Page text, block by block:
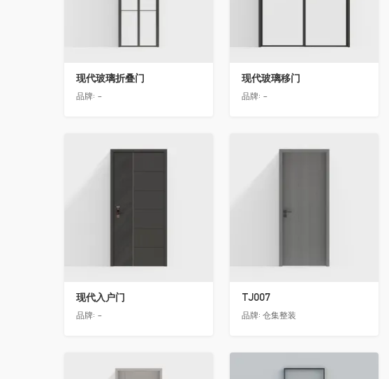
现代玻璃折叠门
品牌: -
现代玻璃移门
品牌: -
收藏
现代入户门
品牌: -
收藏
TJ007
品牌: 仓集整装